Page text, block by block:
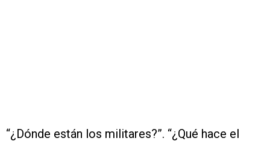
“¿Dónde están los militares?”. “¿Qué hace el